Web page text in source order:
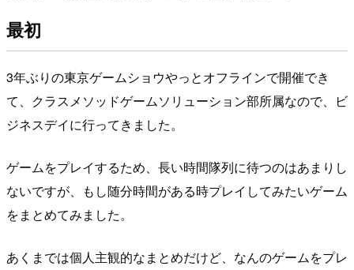
最初
3年ぶりの東京ゲームショウやっとオフラインで開催でき
て、クラスメソッドゲームソリューション部所属なので、ビ
ジネスデイに行ってきました。
ゲームをプレイするため、長い時間隊列に待つのはあまりし
ないですが、もし随分時間がある時プレイしてみたいゲーム
をまとめてみました。
あくまでは個人主観的なまとめだけど、なんのゲームをプレ